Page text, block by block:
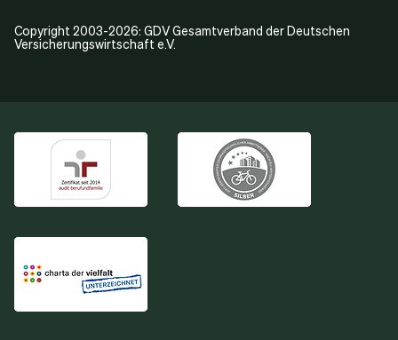
Copyright 2003-2026: GDV Gesamtverband der Deutschen
Versicherungswirtschaft e.V.